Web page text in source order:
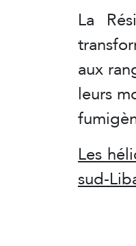
La
aux
leurs
Les
sud-